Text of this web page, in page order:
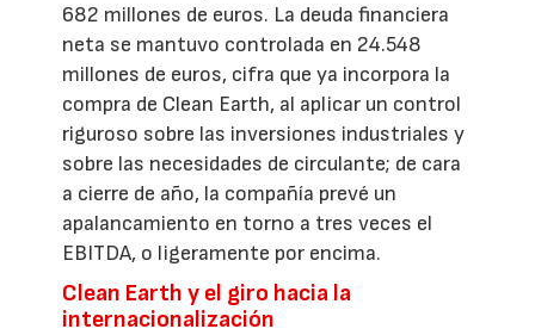
682 millones de euros. La deuda financiera
neta se mantuvo controlada en 24.548
millones de euros, cifra que ya incorpora la
compra de Clean Earth, al aplicar un control
riguroso sobre las inversiones industriales y
sobre las necesidades de circulante; de cara
a cierre de año, la compañía prevé un
apalancamiento en torno a tres veces el
EBITDA, o ligeramente por encima.
Clean Earth y el giro hacia la
internacionalización